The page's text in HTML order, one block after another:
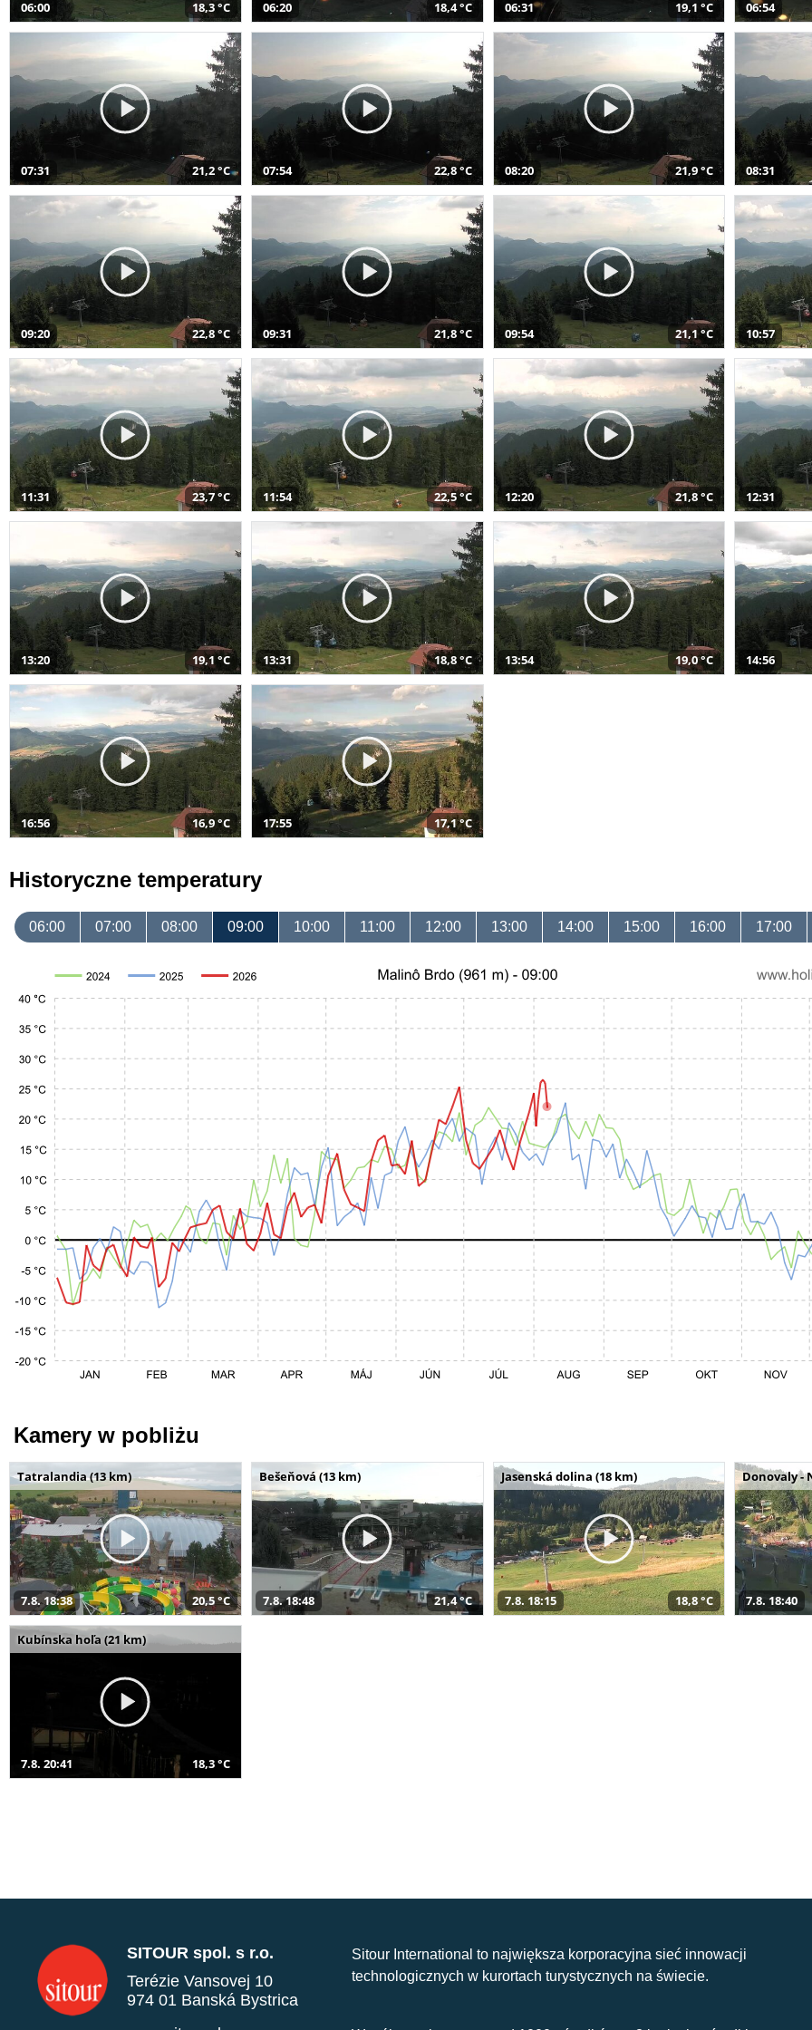
06:00 18,3 °C 06:20 18,4 °C 06:31 19,1 °C 06:54
07:31 21,2 °C 07:54 22,8 °C 08:20 21,9 °C 08:31
09:20 22,8 °C 09:31 21,8 °C 09:54 21,1 °C 10:57
11:31 23,7 °C 11:54 22,5 °C 12:20 21,8 °C 12:31
13:20 19,1 °C 13:31 18,8 °C 13:54 19,0 °C 14:56
16:56 16,9 °C 17:55 17,1 °C
Historyczne temperatury
06:00 07:00 08:00 09:00 10:00 11:00 12:00 13:00 14:00 15:00 16:00 17:00
Kamery w pobliżu
Tatralandia (13 km)
7.8. 18:38 20,5 °C
Bešeňová (13 km)
7.8. 18:48 21,4 °C
Jasenská dolina (18 km)
7.8. 18:15 18,8 °C
Donovaly -
7.8. 18:40
Kubínska hoľa (21 km)
7.8. 20:41 18,3 °C
SITOUR spol. s r.o.
Terézie Vansovej 10
974 01 Banská Bystrica
Sitour International to największa korporacyjna sieć innowacji
technologicznych w kurortach turystycznych na świecie.